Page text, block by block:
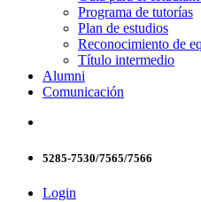
Programa de tutorías
Plan de estudios
Reconocimiento de
Título intermedio
Alumni
Comunicación
5285-7530/7565/7566
Login